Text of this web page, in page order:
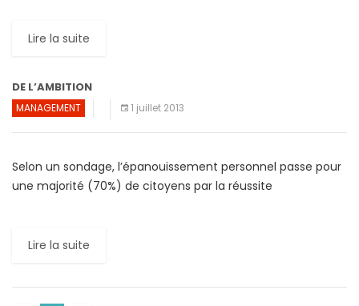
Lire la suite
DE L’AMBITION
MANAGEMENT 1 juillet 2013
Selon un sondage, l’épanouissement personnel passe pour
une majorité (70%) de citoyens par la réussite
Lire la suite